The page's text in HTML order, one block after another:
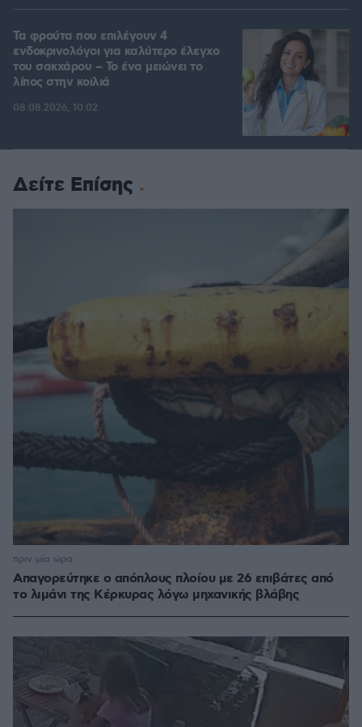
Τα φρούτα που επιλέγουν 4
ενδοκρινολόγοι για καλύτερο έλεγχο
του σακχάρου – Το ένα μειώνει το
λίπος στην κοιλιά
08.08.2026, 10:02
Δείτε Επίσης
Απαγορεύτηκε ο απόπλους πλοίου με 26 επιβάτες από
το λιμάνι της Κέρκυρας λόγω μηχανικής βλάβης
πριν μία ώρα